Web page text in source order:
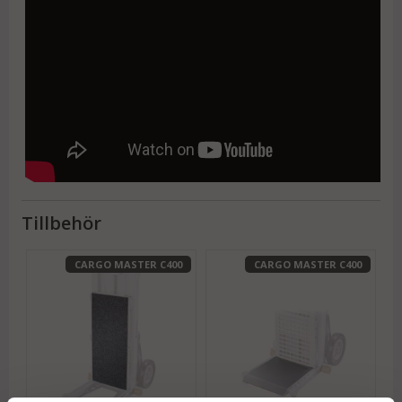
Tillbehör
CARGO MASTER C400 CARGO MASTER C400